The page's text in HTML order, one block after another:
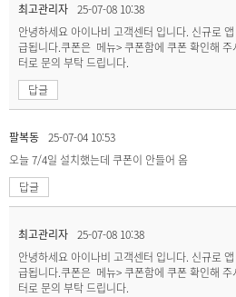
최고관리자 25-07-08 10:38
안녕하세요 아이나비 고객센터 입니다. 신규로
급됩니다.쿠폰은 메뉴> 쿠폰함에 쿠폰 확인해
터로 문의 부탁 드립니다.
답글
팔복동 25-07-04 10:53
오늘 7/4일 설치했는데 쿠폰이 안들어 옴
답글
최고관리자 25-07-08 10:38
안녕하세요 아이나비 고객센터 입니다. 신규로
급됩니다.쿠폰은 메뉴> 쿠폰함에 쿠폰 확인해
터로 문의 부탁 드립니다.